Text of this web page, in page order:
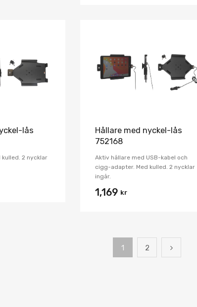
lås
kulled. 2 nycklar
Hållare med nyckel-lås
752168
Aktiv hållare med USB-kabel och
cigg-adapter. Med kulled. 2 nycklar
ingår.
1,169 kr
1 2